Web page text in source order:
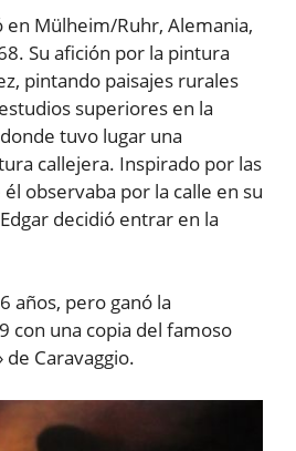
en Mülheim/Ruhr, Alemania,
Su afición por la pintura
pintando paisajes rurales
superiores en la
tuvo lugar una
callejera. Inspirado por las
observaba por la calle en su
decidió entrar en la
años, pero ganó la
con una copia del famoso
de Caravaggio.